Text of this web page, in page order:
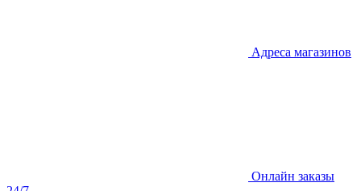
Адреса магазинов
Онлайн заказы